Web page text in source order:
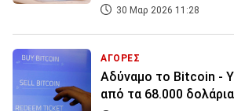
30 Μαρ 2026 11:28
ΑΓΟΡΕΣ
Αδύναμο το Bitcoin -
από τα 68.000 δολάρια